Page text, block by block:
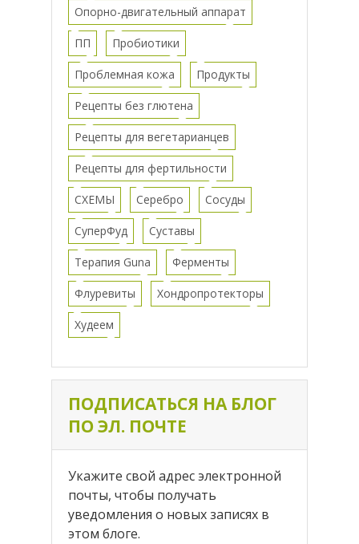
Опорно-двигательный аппарат
ПП Пробиотики
Проблемная кожа Продукты
Рецепты без глютена
Рецепты для вегетарианцев
Рецепты для фертильности
СХЕМЫ Серебро Сосуды
СуперФуд Суставы
Терапия Guna Ферменты
Флуревиты Хондропротекторы
Худеем
ПОДПИСАТЬСЯ НА БЛОГ
ПО ЭЛ. ПОЧТЕ
Укажите свой адрес электронной
почты, чтобы получать
уведомления о новых записях в
этом блоге.